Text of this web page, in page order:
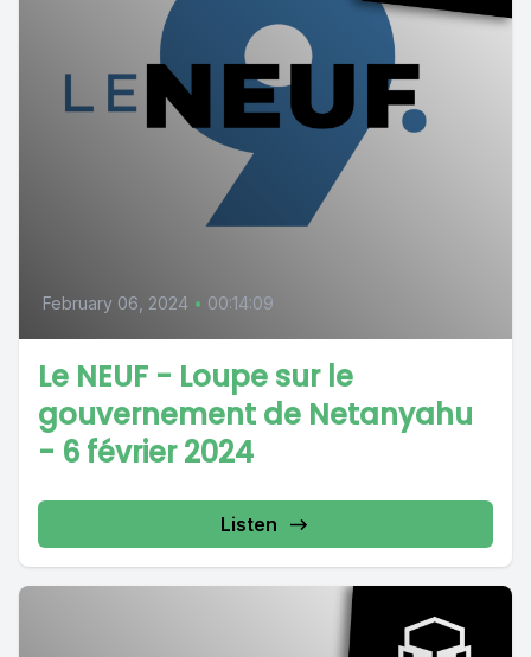
February 06, 2024 • 00:14:09
Le NEUF - Loupe sur le
gouvernement de Netanyahu
- 6 février 2024
Listen